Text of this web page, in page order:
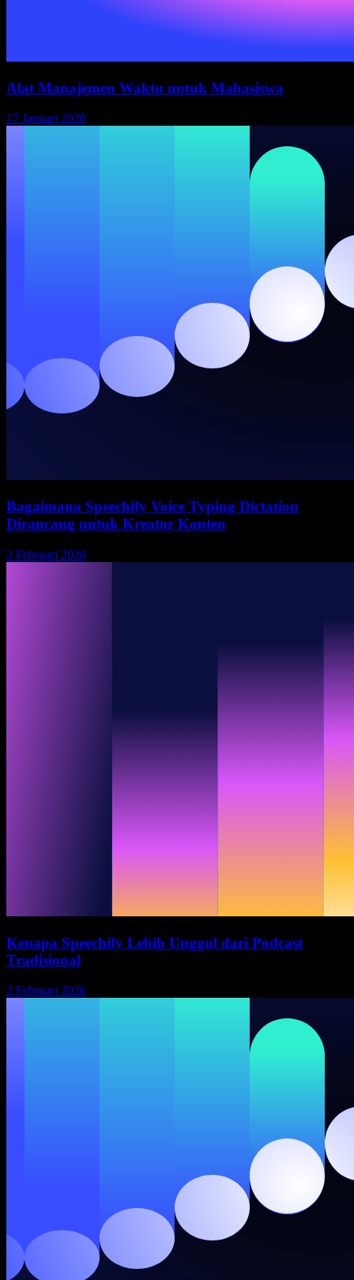
Alat Manajemen Waktu untuk Mahasiswa
17 Januari 2026
Bagaimana Speechify Voice Typing Dictation
Dirancang untuk Kreator Konten
3 Februari 2026
Kenapa Speechify Lebih Unggul dari Podcast
Tradisional
2 Februari 2026